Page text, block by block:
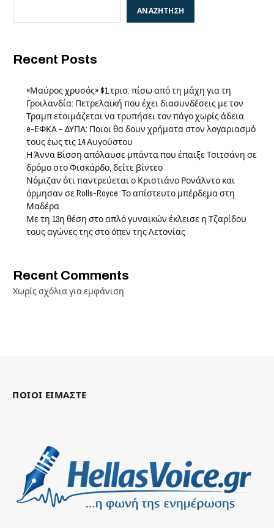
ΑΝΑΖΉΤΗΣΗ
Recent Posts
«Μαύρος χρυσός» $1 τρισ. πίσω από τη μάχη για τη
Γροιλανδία: Πετρελαϊκή που έχει διασυνδέσεις με τον
Τραμπ ετοιμάζεται να τρυπήσει τον πάγο χωρίς άδεια
e-ΕΦΚΑ – ΔΥΠΑ: Ποιοι θα δουν χρήματα στον λογαριασμό
τους έως τις 14 Αυγούστου
Η Άννα Βίσση απόλαυσε μπάντα που έπαιξε Τσιτσάνη σε
δρόμο στο Φισκάρδο, δείτε βίντεο
Νόμιζαν ότι παντρεύεται ο Κριστιάνο Ρονάλντο και
όρμησαν σε Rolls-Royce: Το απίστευτο μπέρδεμα στη
Μαδέρα
Με τη 13η θέση στο απλό γυναικών έκλεισε η Τζαρίδου
τους αγώνες της στο όπεν της Λετονίας
Recent Comments
Χωρίς σχόλια για εμφάνιση.
ΠΟΙΟΙ ΕΙΜΑΣΤΕ